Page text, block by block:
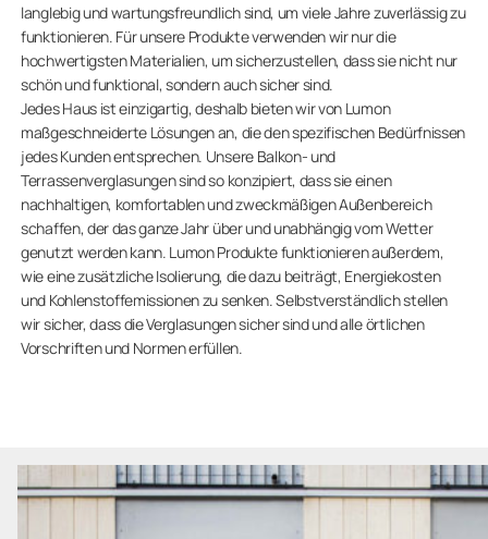
langlebig und wartungsfreundlich sind, um viele Jahre zuverlässig zu
funktionieren. Für unsere Produkte verwenden wir nur die
hochwertigsten Materialien, um sicherzustellen, dass sie nicht nur
schön und funktional, sondern auch sicher sind.
Jedes Haus ist einzigartig, deshalb bieten wir von Lumon
maßgeschneiderte Lösungen an, die den spezifischen Bedürfnissen
jedes Kunden entsprechen. Unsere Balkon- und
Terrassenverglasungen sind so konzipiert, dass sie einen
nachhaltigen, komfortablen und zweckmäßigen Außenbereich
schaffen, der das ganze Jahr über und unabhängig vom Wetter
genutzt werden kann. Lumon Produkte funktionieren außerdem,
wie eine zusätzliche Isolierung, die dazu beiträgt, Energiekosten
und Kohlenstoffemissionen zu senken. Selbstverständlich stellen
wir sicher, dass die Verglasungen sicher sind und alle örtlichen
Vorschriften und Normen erfüllen.